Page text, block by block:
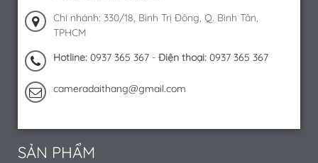
Chi nhánh: 330/18, Bình Trị Đông, Q. Bình Tân,
TPHCM
Hotline: 0937 365 367 - Điện thoại: 0937 365 367
cameradaithang@gmail.com
SẢN PHẨM